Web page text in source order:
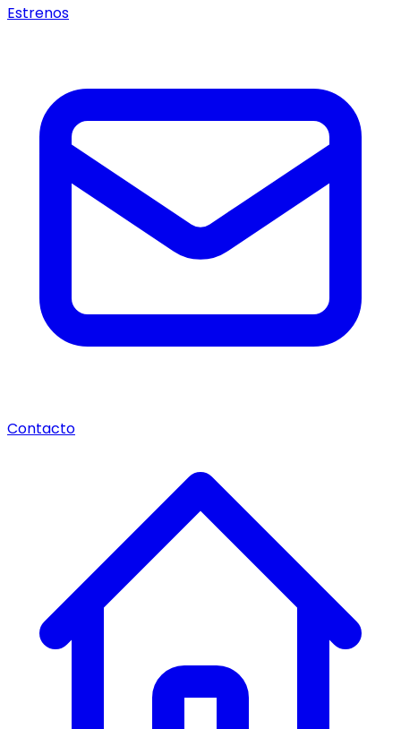
Estrenos
Contacto